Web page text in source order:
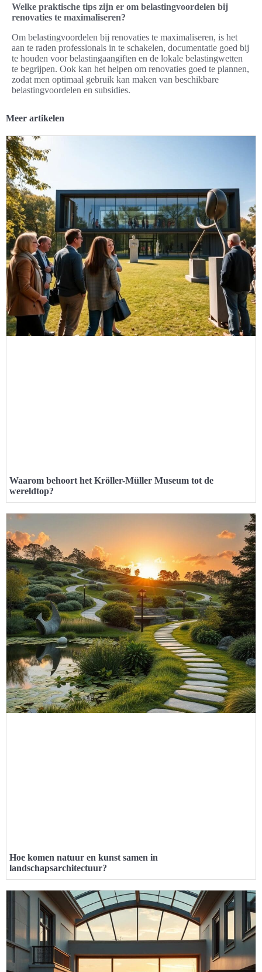
Welke praktische tips zijn er om belastingvoordelen bij
renovaties te maximaliseren?
Om belastingvoordelen bij renovaties te maximaliseren, is het
aan te raden professionals in te schakelen, documentatie goed bij
te houden voor belastingaangiften en de lokale belastingwetten
te begrijpen. Ook kan het helpen om renovaties goed te plannen,
zodat men optimaal gebruik kan maken van beschikbare
belastingvoordelen en subsidies.
Meer artikelen
Waarom behoort het Kröller-Müller Museum tot de
wereldtop?
Hoe komen natuur en kunst samen in
landschapsarchitectuur?